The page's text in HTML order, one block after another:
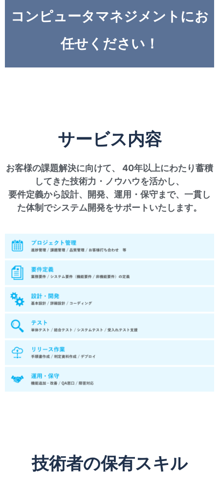
コンピュータマネジメントにお
任せください！
サービス内容
お客様の課題解決に向けて、 40年以上にわたり蓄積
してきた技術力・ノウハウを活かし、
要件定義から設計、開発、運用・保守まで、一貫し
た体制でシステム開発をサポートいたします。
技術者の保有スキル